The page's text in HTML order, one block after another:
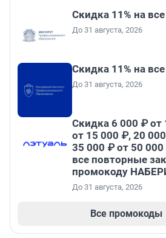
Скидка 11% на
До 31 августа, 2026
Скидка 11% на
До 31 августа, 2026
Скидка 6 000 ₽ от
от 15 000 ₽, 20
35 000 ₽ от 50
все повторные
промокоду
До 31 августа, 2026
Все промокоды